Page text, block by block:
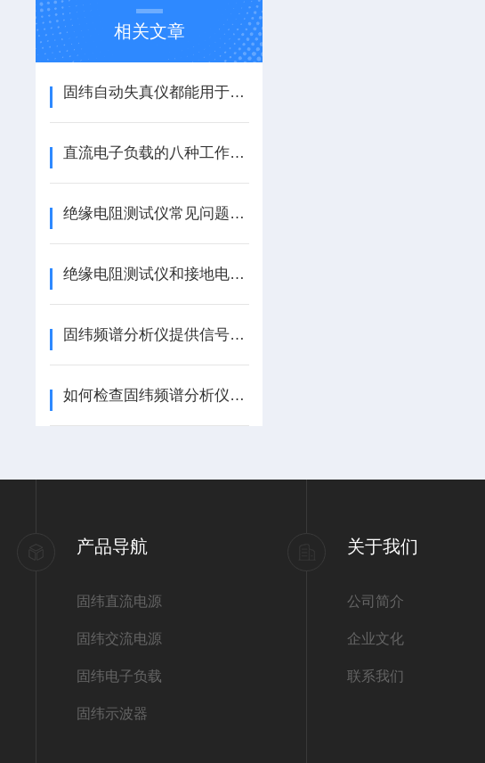
相关文章
固纬自动失真仪都能用于哪些场合？
直流电子负载的八种工作模式
绝缘电阻测试仪常见问题解答
绝缘电阻测试仪和接地电阻测试仪的测试方式区别
固纬频谱分析仪提供信号分析的精密工具
如何检查固纬频谱分析仪的校准状态？
产品导航
固纬直流电源
固纬交流电源
固纬电子负载
固纬示波器
关于我们
公司简介
企业文化
联系我们